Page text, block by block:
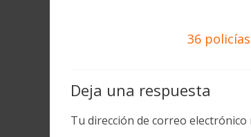
36
Deja una respuesta
Tu dirección de correo electrónico